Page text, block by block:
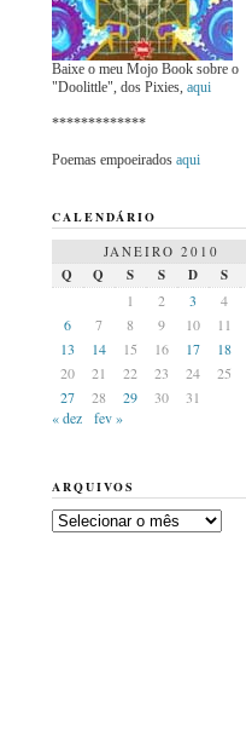
Baixe o meu Mojo Book sobre o
"Doolittle", dos Pixies, aqui
*************
Poemas empoeirados aqui
CALENDÁRIO
JANEIRO 2010
Q Q S S D S
1
2 3 4
6
7 8 9 10 11
13
14 15 16 17 18
20
21 22 23 24 25
27
28 29 30
31
« dez
fev »
ARQUIVOS
Arquivos